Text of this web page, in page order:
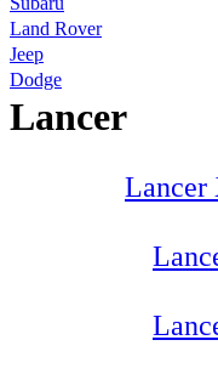
Land Rover
Jeep
Dodge
Lancer
Lancer